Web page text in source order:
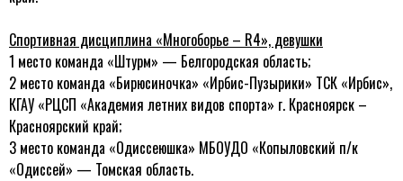
Спортивная дисциплина «Многоборье – R4», девушки
1 место команда «Штурм» — Белгородская область;
2 место команда «Бирюсиночка» «Ирбис-Пузырики» ТСК «Ирбис»,
КГАУ «РЦСП «Академия летних видов спорта» г. Красноярск –
Красноярский край;
3 место команда «Одиссеюшка» МБОУДО «Копыловский п/к
«Одиссей» — Томская область.